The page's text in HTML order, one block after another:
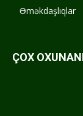
Əməkdaşlıqlar
ÇOX